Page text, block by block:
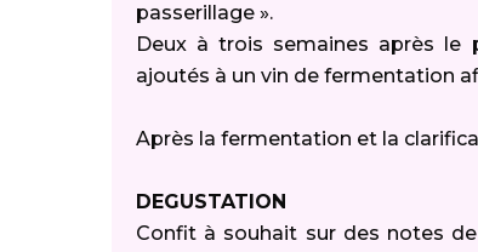
passerillage ».
Deux à trois semaines après le
ajoutés à un vin de fermentation
Après la fermentation et la
DEGUSTATION
Confit à souhait sur des notes